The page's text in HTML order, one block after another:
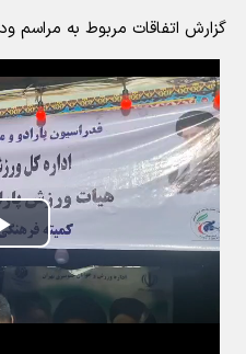
گزارش اتفاقات مربوط به مراسم
Play
Video